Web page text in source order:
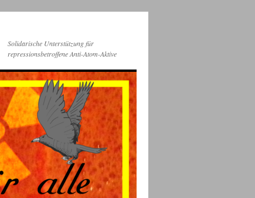
Solidarische Unterstützung für
repressionsbetroffene Anti-Atom-Aktive